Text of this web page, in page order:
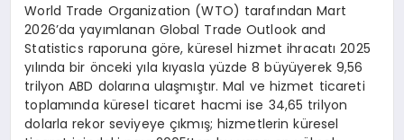
World Trade Organization (WTO) tarafından Mart
2026’da yayımlanan Global Trade Outlook and
Statistics raporuna göre, küresel hizmet ihracatı 2025
yılında bir önceki yıla kıyasla yüzde 8 büyüyerek 9,56
trilyon ABD dolarına ulaşmıştır. Mal ve hizmet ticareti
toplamında küresel ticaret hacmi ise 34,65 trilyon
dolarla rekor seviyeye çıkmış; hizmetlerin küresel